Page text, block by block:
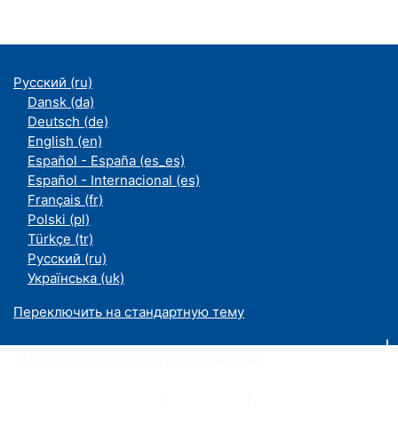
Русский ‎(ru)‎
Dansk ‎(da)‎
Deutsch ‎(de)‎
English ‎(en)‎
Español - España ‎(es_es)‎
Español - Internacional ‎(es)‎
Français ‎(fr)‎
Polski ‎(pl)‎
Türkçe ‎(tr)‎
Русский ‎(ru)‎
Українська ‎(uk)‎
Переключить на стандартную тему